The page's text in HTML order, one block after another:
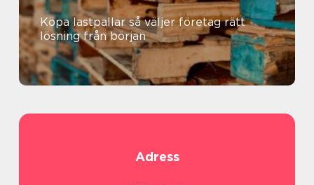
Köpa lastpallar så väljer företag rätt
lösning från början
Adress